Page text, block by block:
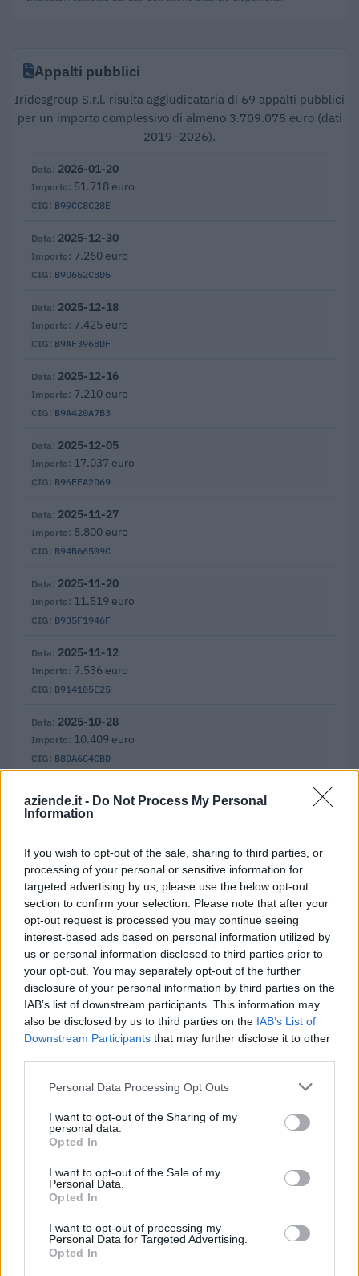
aziende.it - Do Not Process My Personal
Information
If you wish to opt-out of the sale, sharing to third parties, or
processing of your personal or sensitive information for
targeted advertising by us, please use the below opt-out
section to confirm your selection. Please note that after your
opt-out request is processed you may continue seeing
interest-based ads based on personal information utilized by
us or personal information disclosed to third parties prior to
your opt-out. You may separately opt-out of the further
disclosure of your personal information by third parties on the
IAB’s list of downstream participants. This information may
also be disclosed by us to third parties on the IAB’s List of
Downstream Participants that may further disclose it to other
Personal Data Processing Opt Outs
I want to opt-out of the Sharing of my
personal data.
Opted In
I want to opt-out of the Sale of my
Personal Data.
Opted In
I want to opt-out of processing my
Personal Data for Targeted Advertising.
Opted In
Appalti pubblici
Iridesgroup S.r.l. risulta aggiudicataria di 69 appalti pubblici
per un importo complessivo di almeno 3.709.075 euro (dati
2019–2026).
B99CC8C28E
2026-01-20
51.718 euro
B9D652CBD5
2025-12-30
7.260 euro
B9AF396BDF
2025-12-18
7.425 euro
B9A420A7B3
2025-12-16
7.210 euro
B96EEA2D69
2025-12-05
17.037 euro
B94B66509C
2025-11-27
8.800 euro
B935F1946F
2025-11-20
11.519 euro
B914105E25
2025-11-12
7.536 euro
B8DA6C4CBD
2025-10-28
10.409 euro
12.750 euro
Fonte:ANAC – Banca Dati Nazionale Contratti Pubblici (Open Data,
licenza CC BY-SA 4.0). Ogni CIG e' verificabile sul portale ANAC.
Aiuti di Stato e contributi pubblici
Iridesgroup S.r.l. risulta beneficiaria di 20 aiuti o contributi
pubblici per un totale di 261.893 euro (2020–2026).
2026-05-25
Credito d'imposta formazione 4.0
Agenzia delle Entrate
4.751 euro
2026-05-25
Credito d'imposta formazione 4.0
Agenzia delle Entrate
8.625 euro
2026-05-25
Credito d'imposta formazione 4.0
Agenzia delle Entrate
6.506 euro